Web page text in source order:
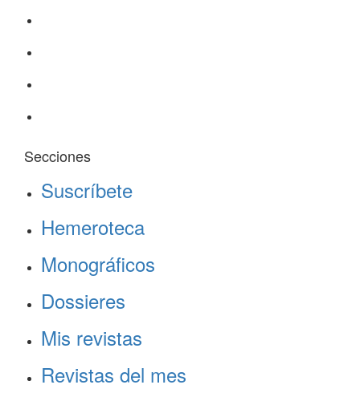
Secciones
Suscríbete
Hemeroteca
Monográficos
Dossieres
Mis revistas
Revistas del mes